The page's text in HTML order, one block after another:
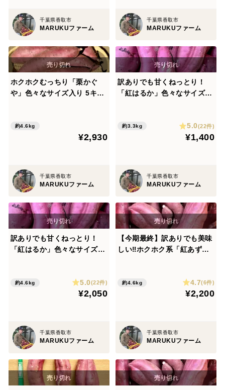
千葉県香取市
MARUKUファーム
千葉県香取市
MARUKUファーム
ホクホクむっちり「栗かぐ
や」色々なサイズ入り 5キロ
約4.6kg
¥2,930
千葉県香取市
MARUKUファーム
訳ありでも甘くねっとり！
「紅はるか」色々なサイズ入
約3.3kg 5.0(22件)
¥1,400
千葉県香取市
MARUKUファーム
訳ありでも甘くねっとり！
「紅はるか」色々なサイズ入
約4.6kg 5.0(22件)
¥2,050
千葉県香取市
MARUKUファーム
【今期最終】訳ありでも美味
しい‼︎ホクホク系「紅あず
約4.6kg 4.7(6件)
¥2,200
千葉県香取市
MARUKUファーム